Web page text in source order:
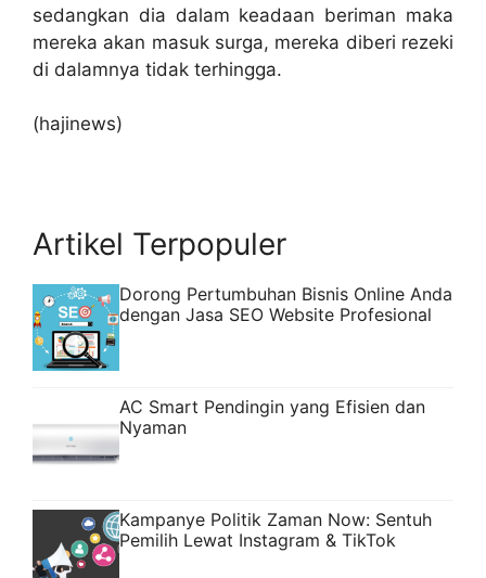
sedangkan dia dalam keadaan beriman maka
mereka akan masuk surga, mereka diberi rezeki
di dalamnya tidak terhingga.
(hajinews)
Artikel Terpopuler
Dorong Pertumbuhan Bisnis Online Anda
dengan Jasa SEO Website Profesional
AC Smart Pendingin yang Efisien dan
Nyaman
Kampanye Politik Zaman Now: Sentuh
Pemilih Lewat Instagram & TikTok